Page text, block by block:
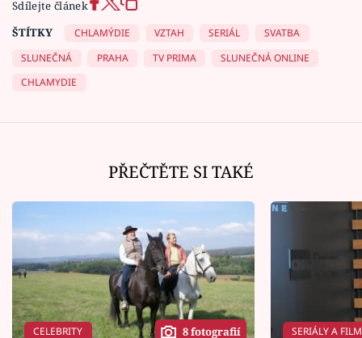
Sdílejte článek
ŠTÍTKY
CHLAMÝDIE VZTAH SERIÁL
SVATBA
SLUNEČNÁ
PRAHA TV PRIMA
SLUNEČNÁ ONLINE
CHLAMYDIE
PŘEČTĚTE SI TAKÉ
CELEBRITY 8 fotografií SERIÁLY A